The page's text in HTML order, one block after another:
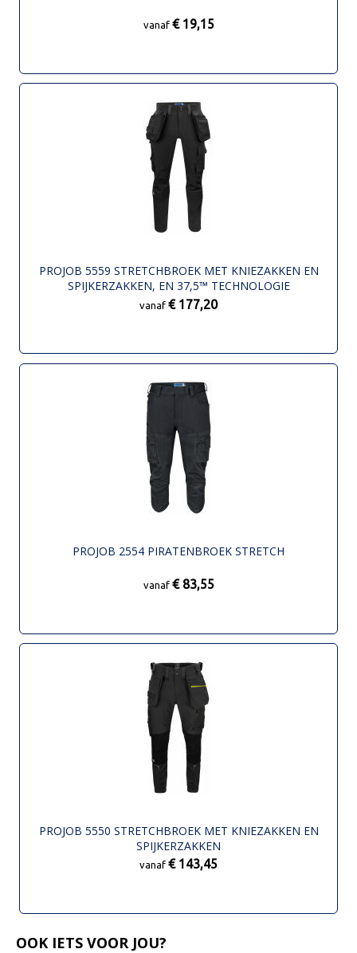
vanaf € 19,15
PROJOB 5559 STRETCHBROEK MET KNIEZAKKEN EN
SPIJKERZAKKEN, EN 37,5™ TECHNOLOGIE
vanaf € 177,20
PROJOB 2554 PIRATENBROEK STRETCH
vanaf € 83,55
PROJOB 5550 STRETCHBROEK MET KNIEZAKKEN EN
SPIJKERZAKKEN
vanaf € 143,45
OOK IETS VOOR JOU?